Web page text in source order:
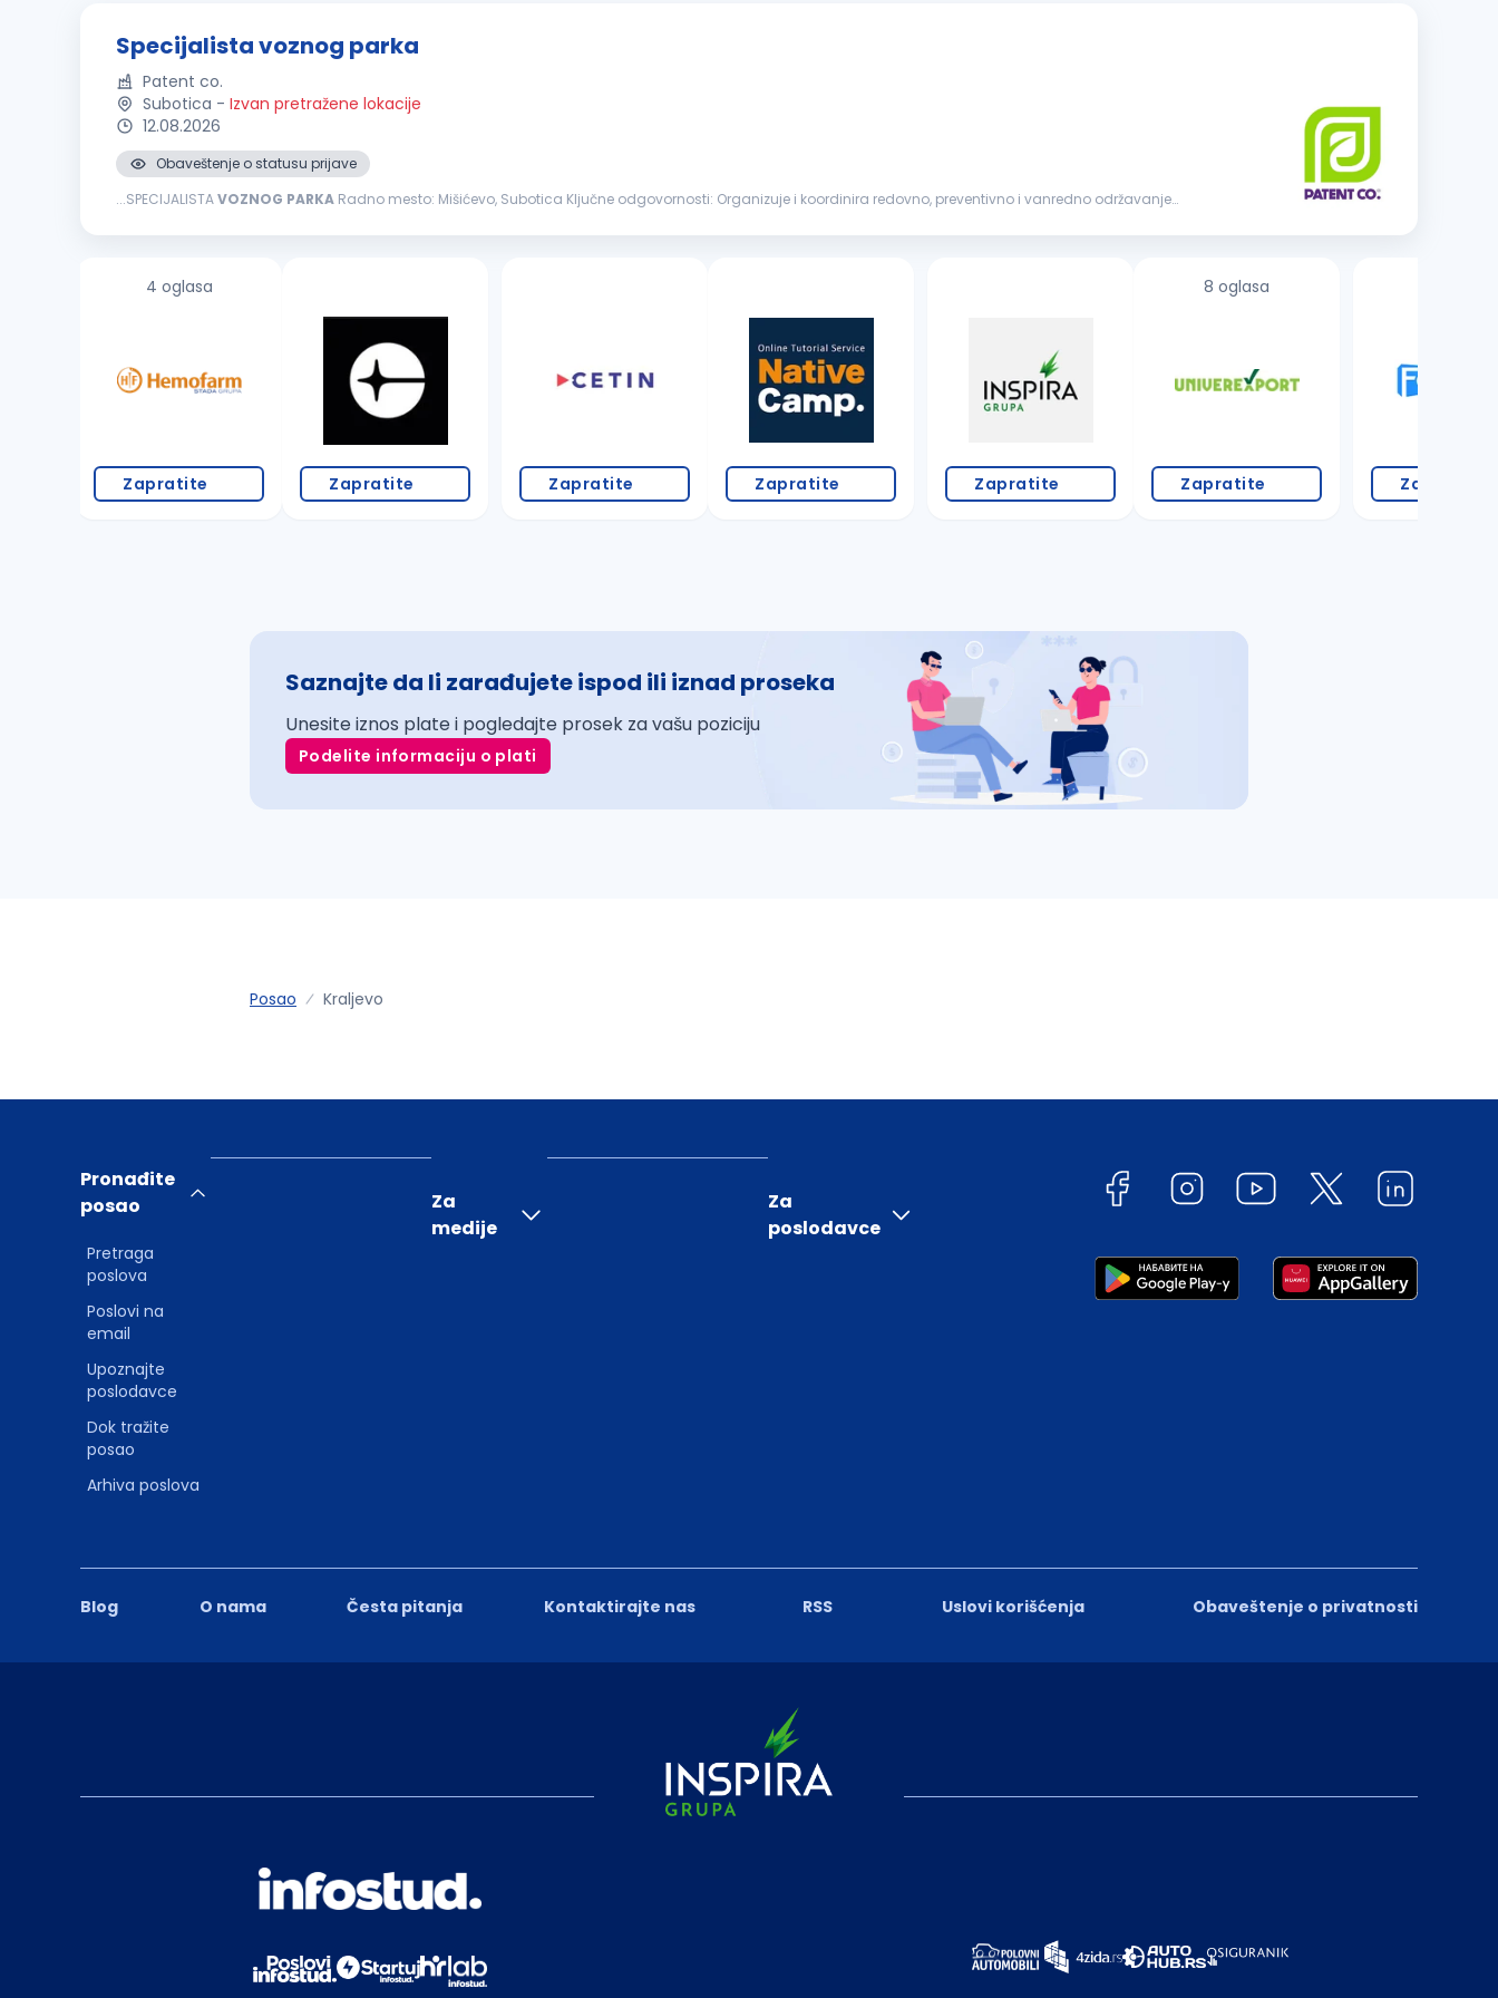
Specijalista voznog parka
Patent co.
Subotica - Izvan pretražene lokacije
12.08.2026
Obaveštenje o statusu prijave
...SPECIJALISTAVOZNOG PARKA
4 oglasa
Zapratite Zapratite Zapratite Zapratite Zapratite
8 oglasa
Zapratite Zapratite
Saznajte da li zarađujete ispod ili iznad proseka
Unesite iznos plate i pogledajte prosek za vašu poziciju
Podelite informaciju o plati
Posao Kraljevo
Blog O nama Česta pitanja Kontaktirajte nas RSS Uslovi korišćenja Obaveštenje o privatnosti
Pronađite
posao
Pretraga
poslova
Poslovi na
email
Upoznajte
poslodavce
Dok tražite
posao
Arhiva poslova
Za
medije
Za
poslodavce